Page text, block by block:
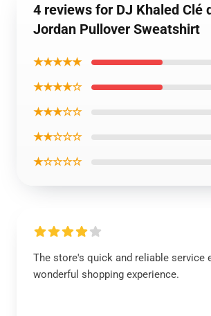
4 reviews for DJ Khaled Clé
Jordan Pullover Sweatshirt
★★★★★
★★★★☆
★★★☆☆
★★☆☆☆
★☆☆☆☆
The store's quick and reliable service
wonderful shopping experience.